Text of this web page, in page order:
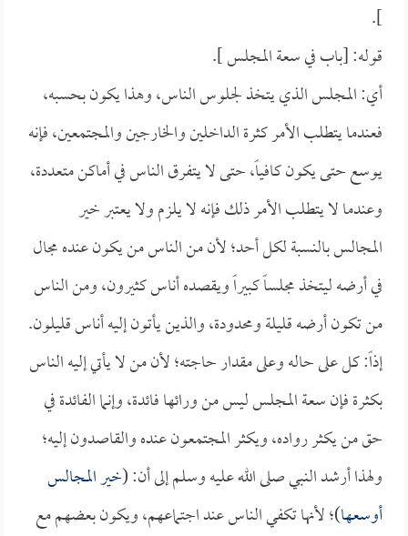
].
قوله: [باب في سعة المجلس ].
أي: المجلس الذي يتخذ لجلوس الناس، وهذا يكون بحسبه،
فعندما يتطلب الأمر كثرة الداخلين والخارجين والمجتمعين، فإنه
يوسع حتى يكون كافياً، حتى لا يتفرق الناس في أماكن متعددة،
وعندما لا يتطلب الأمر ذلك فإنه لا يلزم ولا يعتبر خير
المجالس بالنسبة لكل أحد؛ لأن من الناس من يكون عنده مجال
في أرضه ليتخذ مجلساً كبيراً ويقصده أناس كثيرون، ومن الناس
من تكون أرضه قليلة ومحدودة، والذين يأتون إليه أناس قليلون.
إذاً: كل على حاله وعلى مقدار حاجته؛ لأن من لا يأتي إليه الناس
بكثرة فإن سعة المجلس ليس من ورائها فائدة، وإنما الفائدة في
حق من يكثر رواده، ويكثر المجتمعون عنده والقاصدون إليه؛
ولهذا أرشد النبي صلى الله عليه وسلم إلى أن: (خير المجالس
أوسعها)؛ لأنها تكفي الناس عند اجتماعهم، ويكون بعضهم مع